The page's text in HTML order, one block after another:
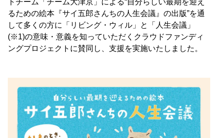
トチーム「チーム大津京」による“自分らしい最期を迎え
るための絵本『サイ五郎さんちの人生会議』の出版”を通
して多くの方に「リビング・ウィル」と「人生会議」
(※1)の意味・意義を知っていただくクラウドファンディ
ングプロジェクトに賛同し、支援を実施いたしました。